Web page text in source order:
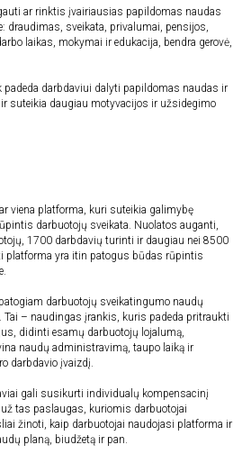
ar rinktis įvairiausias papildomas naudas
draudimas, sveikata, privalumai, pensijos,
laikas, mokymai ir edukacija, bendra gerovė,
padeda darbdaviui dalyti papildomas naudas ir
suteikia daugiau motyvacijos ir užsidegimo
viena platforma, kuri suteikia galimybę
darbuotojų sveikata. Nuolatos auganti,
1700 darbdavių turinti ir daugiau nei 8500
platforma yra itin patogus būdas rūpintis
darbuotojų sveikatingumo naudų
– naudingas įrankis, kuris padeda pritraukti
didinti esamų darbuotojų lojalumą,
naudų administravimą, taupo laiką ir
darbdavio įvaizdį.
gali susikurti individualų kompensacinį
tas paslaugas, kuriomis darbuotojai
žinoti, kaip darbuotojai naudojasi platforma ir
planą, biudžetą ir pan.